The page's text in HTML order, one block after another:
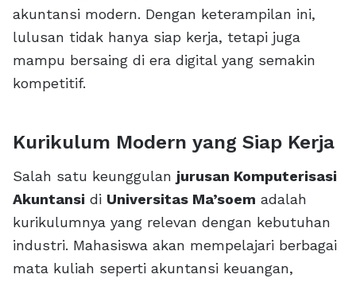
akuntansi modern. Dengan keterampilan ini,
lulusan tidak hanya siap kerja, tetapi juga
mampu bersaing di era digital yang semakin
kompetitif.
Kurikulum Modern yang Siap Kerja
Salah satu keunggulan jurusan Komputerisasi
Akuntansi di Universitas Ma’soem adalah
kurikulumnya yang relevan dengan kebutuhan
industri. Mahasiswa akan mempelajari berbagai
mata kuliah seperti akuntansi keuangan,